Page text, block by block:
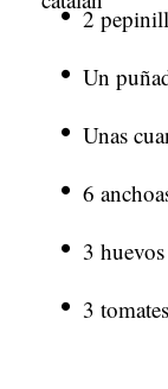
2
Un
Unas
6
3
3